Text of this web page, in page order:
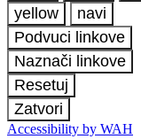
yellow
navi
Podvuci linkove
Naznači linkove
Resetuj
Zatvori
Accessibility by WAH